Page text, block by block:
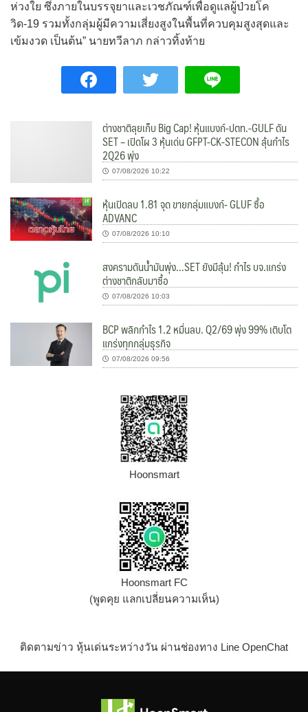
ห่วงใย ซึ่งภายในบรรจุยาและเวชภัณฑ์เพื่อดูแลผู้ป่วยโค
วิด-19 รวมทั้งกลุ่มผู้มีความเสี่ยงสูงในพื้นที่ควบคุมสูงสุดและ
เข้มงวด เป็นต้น” นายทวีลาภ กล่าวทิ้งท้าย
ต่างชาติลุยเก็บ Big Cap! หุ้นแบงก์-ปตท.-GULF ดัน
SET – เปิดโผ 3 หุ้นเด่น GFPT-CK-STECON ลุ้นกำไร
2Q26 พุ่ง
07/08/2026 10:22
หุ้นเปิดลบ 1.81 จุด ขายกลุ่มแบงก์- GLUF ซื้อ
ADVANC
07/08/2026 10:10
สงครามดันน้ำมันพุ่ง…SET ยังมีลุ้น! กำไร บจ.แกร่ง
ต่างชาติกลับมาซื้อ
07/08/2026 10:03
BCP พลิกกำไร 1.2 หมื่นลบ. Q2/69 พุ่ง 99% เติบโต
แกร่งทุกกลุ่มธุรกิจ
07/08/2026 09:56
Hoonsmart
Hoonsmart FC
(พูดคุย แลกเปลี่ยนความเห็น)
ติดตามข่าว หุ้นเด่นระหว่างวัน ผ่านช่องทาง Line OpenChat